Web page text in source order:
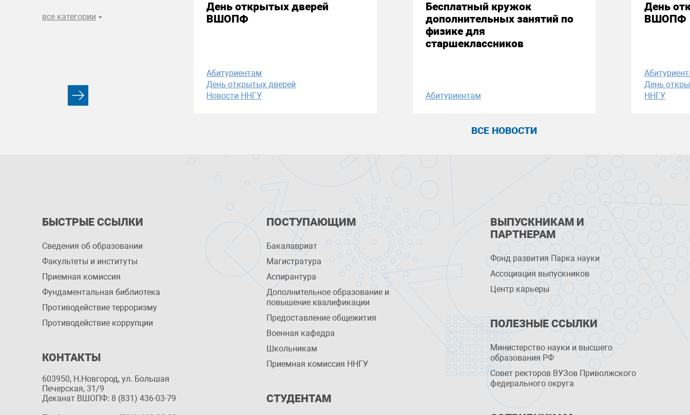
все категории
День открытых дверей
ВШОПФ
Абитуриентам
День открытых дверей
Новости ННГУ
Бесплатный кружок
дополнительных занятий по
физике для
старшеклассников
Абитуриентам
День
ВШОПФ
День
ННГУ
ВСЕ НОВОСТИ
БЫСТРЫЕ ССЫЛКИ
Сведения об образовании
Факультеты и институты
Приемная комиссия
Фундаментальная библиотека
Противодействие терроризму
Противодействие коррупции
КОНТАКТЫ
603950, Н.Новгород, ул. Большая
Печерская, 31/9
Деканат ВШОПФ: 8 (831) 436-03-79
ПОСТУПАЮЩИМ
Бакалавриат
Магистратура
Аспирантура
Дополнительное образование и
повышение квалификации
Предоставление общежития
Военная кафедра
Школьникам
Приемная комиссия ННГУ
СТУДЕНТАМ
ВЫПУСКНИКАМ И
ПАРТНЕРАМ
Фонд развития Парка науки
Ассоциация выпускников
Центр карьеры
ПОЛЕЗНЫЕ ССЫЛКИ
Министерство науки и высшего
образования РФ
Совет ректоров ВУЗов Приволжского
федерального округа